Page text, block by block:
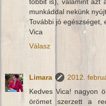
munkáddal nekünk
További jó egészséget,
Vica
Válasz
Limara
2012.
Kedves Vica! nagyon
örömet szerzett a